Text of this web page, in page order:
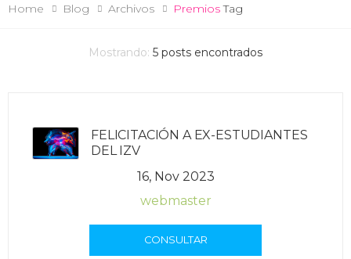
Home Blog Archivos PremiosTag
Mostrando: 5 posts encontrados
FELICITACIÓN A EX-ESTUDIANTES
DEL IZV
16, Nov 2023
webmaster
CONSULTAR